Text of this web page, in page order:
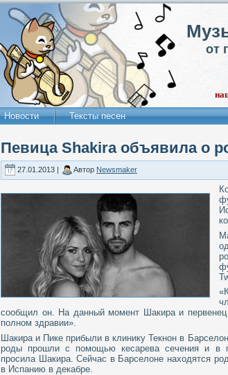
от
Новости Тексты песен
Певица Shakira объявила о
27.01.2013 | Автор Newsmaker
сообщил он. На данный момент Шакира и
полном здравии».
Шакира и Пике прибыли в клинику Текнон в
роды прошли с помощью кесарева сечения и в
просила Шакира. Сейчас в Барселоне находятся
в Испанию в декабре.